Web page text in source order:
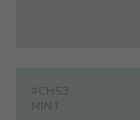
#CH53
MINT